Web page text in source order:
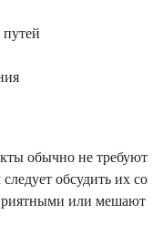
обычно не требуют
обсудить их со
или мешают